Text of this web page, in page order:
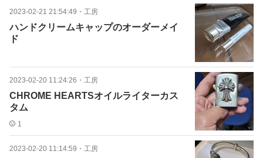
2023-02-21 21:54:49 ・ 工房
ハンドクリームキャップのオーダーメイ
ド
2023-02-20 11:24:26 ・ 工房
CHROME HEARTSオイルライターカス
タム
1
2023-02-20 11:14:59 ・ 工房